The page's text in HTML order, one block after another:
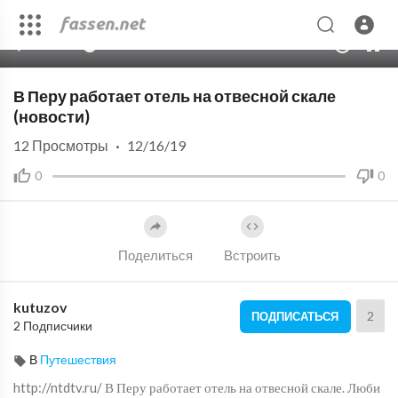
В Перу работает отель на отвесной скале
(новости)
0 0
12 Просмотры · 12/16/19
Поделиться Встроить
kutuzov
2 Подписчики
ПОДПИСАТЬСЯ 2
В Путешествия
http://ntdtv.ru/ В Перу работает отель на отвесной скале. Люби